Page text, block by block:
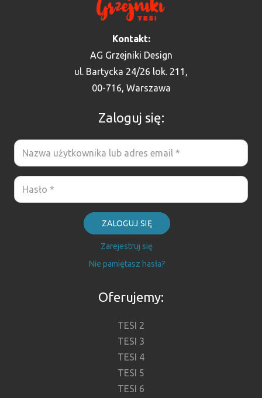
Kontakt:
AG Grzejniki Design
ul. Bartycka 24/26 lok. 211,
00-716, Warszawa
Zaloguj się:
ZALOGUJ SIĘ
Zarejestruj się
Nie pamiętasz hasła?
Oferujemy:
TESI 2
TESI 3
TESI 4
TESI 5
TESI 6